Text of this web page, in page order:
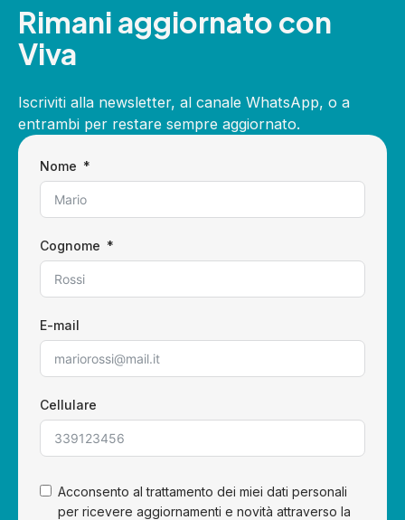
Rimani aggiornato con
Viva
Iscriviti alla newsletter, al canale WhatsApp, o a
entrambi per restare sempre aggiornato.
Nome
Cognome
E-mail
Cellulare
Acconsento al trattamento dei miei dati personali
per ricevere aggiornamenti e novità attraverso la